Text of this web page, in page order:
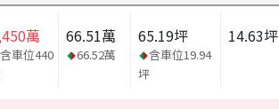
萬
含車位440
66.51萬
66.52萬
65.19坪
含車位19.94
坪
14.63坪